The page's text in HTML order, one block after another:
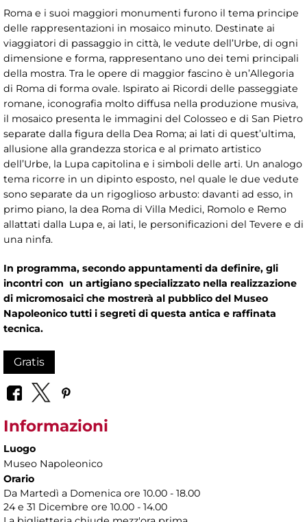
Roma e i suoi maggiori monumenti furono il tema principe
delle rappresentazioni in mosaico minuto. Destinate ai
viaggiatori di passaggio in città, le vedute dell’Urbe, di ogni
dimensione e forma, rappresentano uno dei temi principali
della mostra. Tra le opere di maggior fascino è un’Allegoria
di Roma di forma ovale. Ispirato ai Ricordi delle passeggiate
romane, iconografia molto diffusa nella produzione musiva,
il mosaico presenta le immagini del Colosseo e di San Pietro
separate dalla figura della Dea Roma; ai lati di quest’ultima,
allusione alla grandezza storica e al primato artistico
dell’Urbe, la Lupa capitolina e i simboli delle arti. Un analogo
tema ricorre in un dipinto esposto, nel quale le due vedute
sono separate da un rigoglioso arbusto: davanti ad esso, in
primo piano, la dea Roma di Villa Medici, Romolo e Remo
allattati dalla Lupa e, ai lati, le personificazioni del Tevere e di
una ninfa.
In programma, secondo appuntamenti da definire, gli
incontri con un artigiano specializzato nella realizzazione
di micromosaici che mostrerà al pubblico del Museo
Napoleonico tutti i segreti di questa antica e raffinata
tecnica.
Gratis
Informazioni
Luogo
Museo Napoleonico
Orario
Da Martedì a Domenica ore 10.00 - 18.00
24 e 31 Dicembre ore 10.00 - 14.00